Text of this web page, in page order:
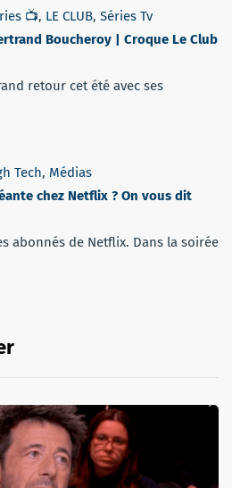
📺, LE CLUB, Séries Tv
Boucheroy | Croque Le Club
retour cet été avec ses
Tech, Médias
chez Netflix ? On vous dit
abonnés de Netflix. Dans la soirée